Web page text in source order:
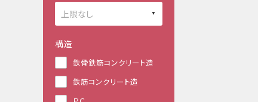
構造
鉄骨鉄筋コンクリート造
鉄筋コンクリート造